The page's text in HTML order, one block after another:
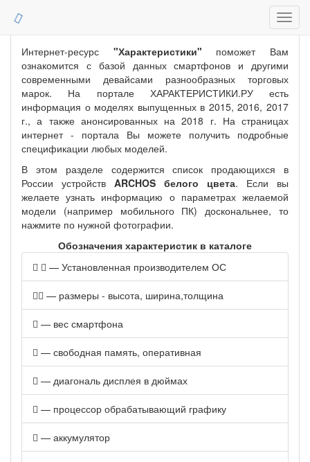
Интернет-ресурс "Характеристики" поможет Вам
ознакомится с базой данных смартфонов и другими
современными девайсами разнообразных торговых
марок. На портале ХАРАКТЕРИСТИКИ.РУ есть
информация о моделях выпущенных в 2015, 2016, 2017
г., а также анонсированных на 2018 г. На страницах
интернет - портала Вы можете получить подробные
спецификации любых моделей.
В этом разделе содержится список продающихся в
России устройств ARCHOS белого цвета. Если вы
желаете узнать информацию о параметрах желаемой
модели (например мобильного ПК) доскональнее, то
нажмите по нужной фотографии.
Обозначения характеристик в каталоге
— Установленная производителем ОС
— размеры - высота, ширина,толщина
— вес смартфона
— свободная память, оперативная
— диагональ дисплея в дюймах
— процессор обрабатывающий графику
— аккумулятор